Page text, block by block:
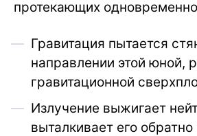
протекающих
Гравитация пытается
направлении этой юной,
гравитационной
Излучение выжигает
выталкивает его обратно